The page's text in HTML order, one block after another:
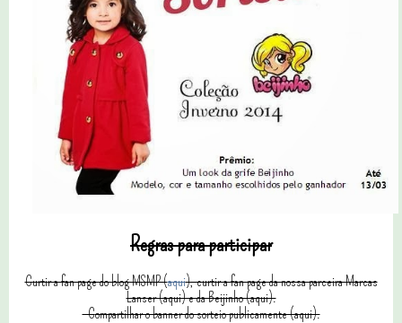
Regras para participar
Curtir a fan page do blog MSMP (aqui), curtir a fan page da nossa parceira Marcas
Lanser (aqui) e da Beijinho (aqui).
Compartilhar o banner do sorteio publicamente (aqui).